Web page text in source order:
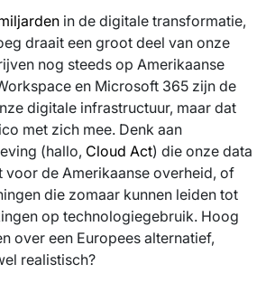
in de digitale transformatie,
draait een groot deel van onze
nog steeds op Amerikaanse
en Microsoft 365 zijn de
digitale infrastructuur, maar dat
met zich mee. Denk aan
(hallo, Cloud Act) die onze data
voor de Amerikaanse overheid, of
die zomaar kunnen leiden tot
op technologiegebruik. Hoog
over een Europees alternatief,
realistisch?